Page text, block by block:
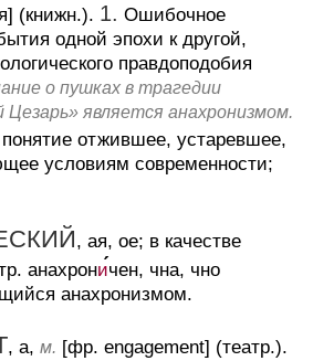
(книжн.). 1. Ошибочное
одной эпохи к другой,
правдоподобия
о пушках в трагедии
является анахронизмом.
отжившее, устаревшее,
условиям современности;
, ая, ое; в качестве
анахроничен, чна, чно
анахронизмом.
, а, м. [фр. engagement] (театр.).